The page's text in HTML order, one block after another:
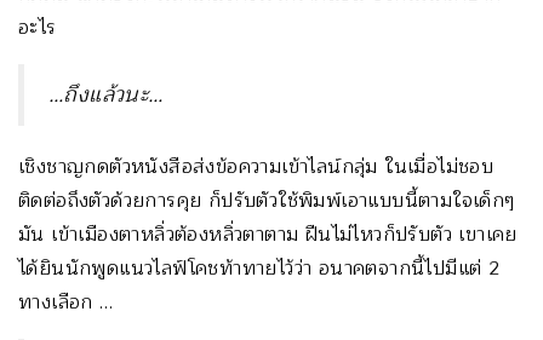
อะไร
…ถึงแล้วนะ…
เชิงชาญกดตัวหนังสือส่งข้อความเข้าไลน์กลุ่ม ในเมื่อไม่ชอบ
ติดต่อถึงตัวด้วยการคุย ก็ปรับตัวใช้พิมพ์เอาแบบนี้ตามใจเด็กๆ
มัน เข้าเมืองตาหลิ่วต้องหลิ่วตาตาม ฝืนไม่ไหวก็ปรับตัว เขาเคย
ได้ยินนักพูดแนวไลฟ์โคชท้าทายไว้ว่า อนาคตจากนี้ไปมีแต่ 2
ทางเลือก …